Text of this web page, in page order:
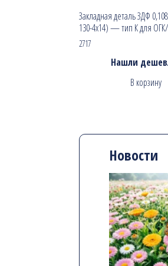
Закладная деталь ЗДФ
130-4х14) — тип К для
2717
Нашли
В корзину
Новости